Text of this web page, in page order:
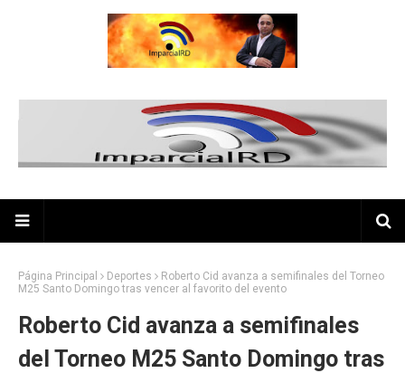
Página Principal Deportes
Roberto Cid avanza a semifinales del Torneo
M25 Santo Domingo tras vencer al favorito del evento
Roberto Cid avanza a semifinales
del Torneo M25 Santo Domingo tras